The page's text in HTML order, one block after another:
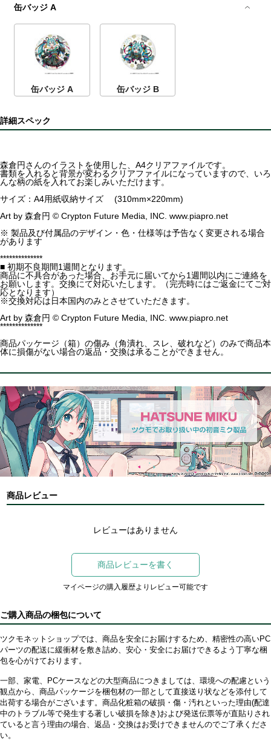
缶バッジ A
缶バッジ A 缶バッジ B
詳細スペック
森倉円さんのイラストを使用した、A4クリアファイルです。
書類を入れると背景が変わるクリアファイルになっていますので、いろ
んな柄の紙を入れてお楽しみいただけます。
サイズ：A4用紙収納サイズ (310mm×220mm)
Art by 森倉円 © Crypton Future Media, INC. www.piapro.net
※ 製品及び付属品のデザイン・色・仕様等は予告なく変更される場合
があります
**************
■ 初期不良期間1週間となります。
商品に不具合があった場合、お手元に届いてから1週間以内にご連絡を
お願いします。交換にて対応いたします。（完売時にはご返金にてご対
応となります）
※交換対応は日本国内のみとさせていただきます。
Art by 森倉円 © Crypton Future Media, INC. www.piapro.net
**************
商品パッケージ（箱）の傷み（角潰れ、スレ、破れなど）のみで商品本
体に損傷がない場合の返品・交換は承ることができません。
商品レビュー
レビューはありません
商品レビューを書く
マイページの購入履歴よりレビュー可能です
ご購入商品の梱包について
ツクモネットショップでは、商品を安全にお届けするため、精密性の高いPC
パーツの配送に緩衝材を敷き詰め、安心・安全にお届けできるよう丁寧な梱
包を心がけております。
一部、家電、PCケースなどの大型商品につきましては、環境への配慮という
観点から、商品パッケージを梱包材の一部として直接送り状などを添付して
出荷する場合がございます。商品化粧箱の破損・傷・汚れといった理由(配達
中のトラブル等で発生する著しい破損を除き)および発送伝票等が直貼りされ
ていると言う理由の場合、返品・交換はお受けできませんのでご了承くださ
い。